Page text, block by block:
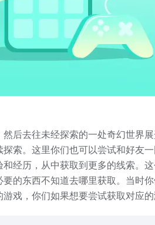
后去往未经探索的一处奇幻世界
索。这里你们也可以尝试和好友
经历，从中获取到更多的线索。
的东西不知道去哪里获取。当时
戏，你们如果想要尝试获取对应